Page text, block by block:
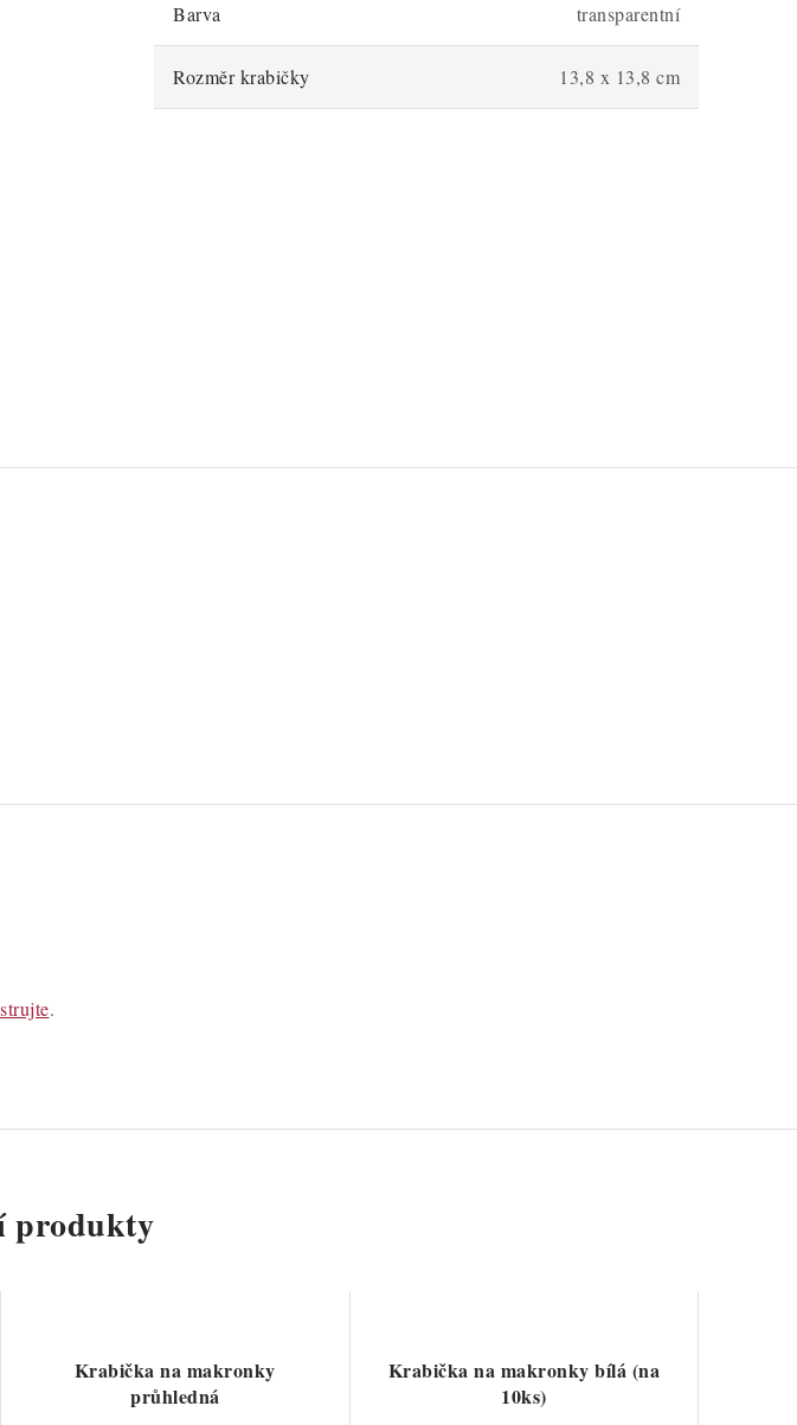
Barva transparentní
Rozměr krabičky 13,8 x 13,8 cm
.
produkty
Krabička na makronky
průhledná
Krabička na makronky bílá (na
10ks)